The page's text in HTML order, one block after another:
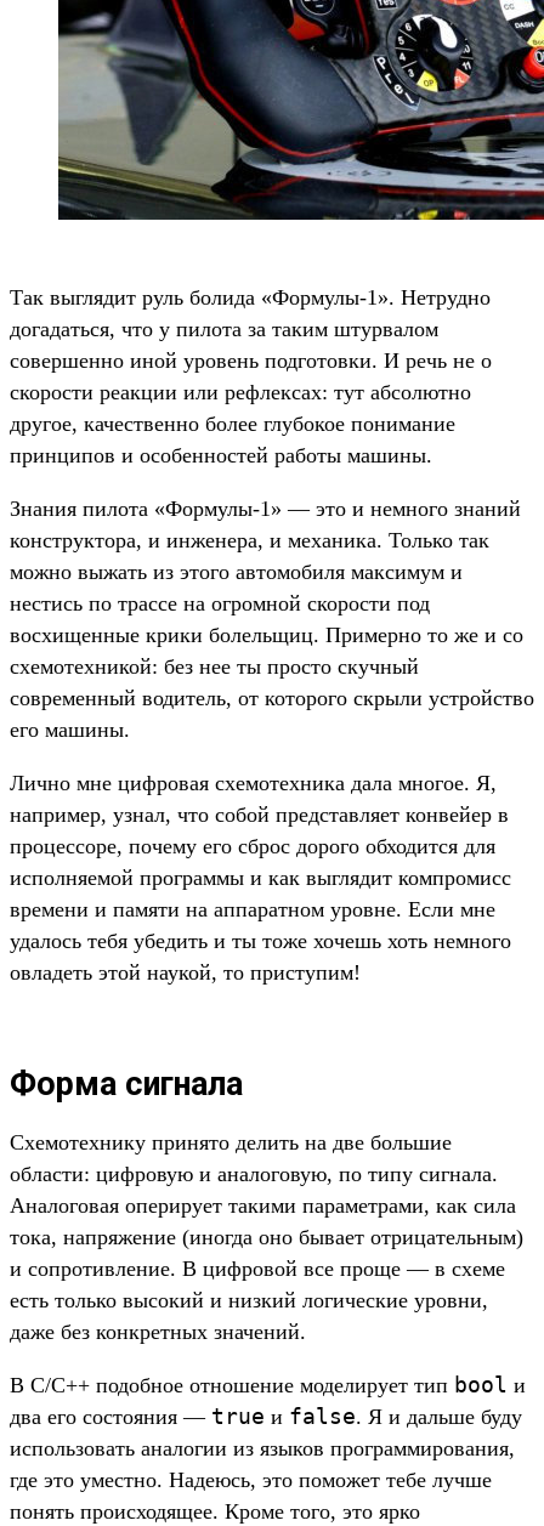
Так выглядит руль болида «Формулы-1». Нетрудно
догадаться, что у пилота за таким штурвалом
совершенно иной уровень подготовки. И речь не о
скорости реакции или рефлексах: тут абсолютно
другое, качественно более глубокое понимание
принципов и особенностей работы машины.
Знания пилота «Формулы-1» — это и немного знаний
конструктора, и инженера, и механика. Только так
можно выжать из этого автомобиля максимум и
нестись по трассе на огромной скорости под
восхищенные крики болельщиц. Примерно то же и со
схемотехникой: без нее ты просто скучный
современный водитель, от которого скрыли устройство
его машины.
Лично мне цифровая схемотехника дала многое. Я,
например, узнал, что собой представляет конвейер в
процессоре, почему его сброс дорого обходится для
исполняемой программы и как выглядит компромисс
времени и памяти на аппаратном уровне. Если мне
удалось тебя убедить и ты тоже хочешь хоть немного
овладеть этой наукой, то приступим!
Форма сигнала
Схемотехнику принято делить на две большие
области: цифровую и аналоговую, по типу сигнала.
Аналоговая оперирует такими параметрами, как сила
тока, напряжение (иногда оно бывает отрицательным)
и сопротивление. В цифровой все проще — в схеме
есть только высокий и низкий логические уровни,
даже без конкретных значений.
В С/С++ подобное отношение моделирует тип bool и
два его состояния — true и false. Я и дальше буду
использовать аналогии из языков программирования,
где это уместно. Надеюсь, это поможет тебе лучше
понять происходящее. Кроме того, это ярко